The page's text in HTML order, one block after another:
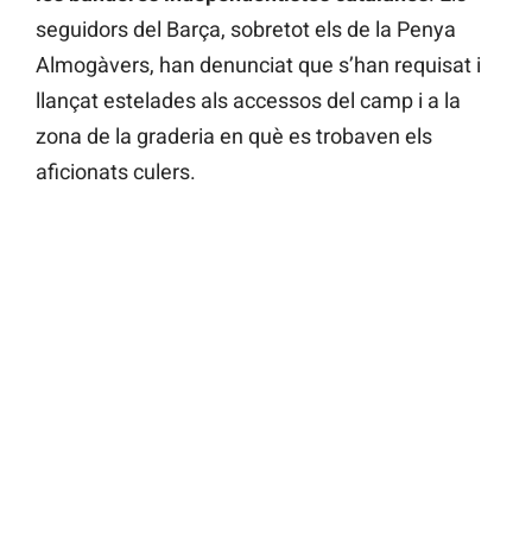
seguidors del Barça, sobretot els de la Penya
Almogàvers, han denunciat que s’han requisat i
llançat estelades als accessos del camp i a la
zona de la graderia en què es trobaven els
aficionats culers.